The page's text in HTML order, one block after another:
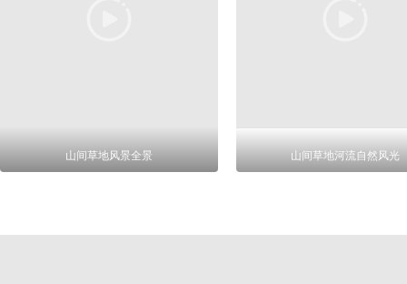
山间草地风景全景 山间草地河流自然风光